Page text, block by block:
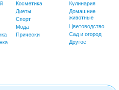
Косметика
Диеты
Спорт
Мода
Прически
Кулинария
Домашние
животные
Цветоводство
Сад и огород
Другое